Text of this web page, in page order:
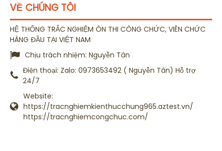
VỀ CHÚNG TÔI
HỆ THỐNG TRẮC NGHIỆM ÔN THI CÔNG CHỨC, VIÊN CHỨC
HÀNG ĐẦU TẠI VIỆT NAM
Chịu trách nhiệm: Nguyễn Tân
Điện thoại: Zalo: 0973653492 ( Nguyễn Tân) Hỗ trợ
24/7
Website:
https://tracnghiemkienthucchung965.aztest.vn/
https://tracnghiemcongchuc.com/